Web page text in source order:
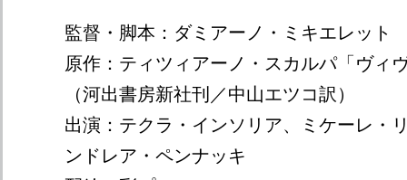
監督・脚本：ダミアーノ・ミキエレッ
原作：ティツィアーノ・スカルパ「ヴィ
（河出書房新社刊／中山エツコ訳）
出演：テクラ・インソリア、ミケーレ・
ンドレア・ペンナッキ